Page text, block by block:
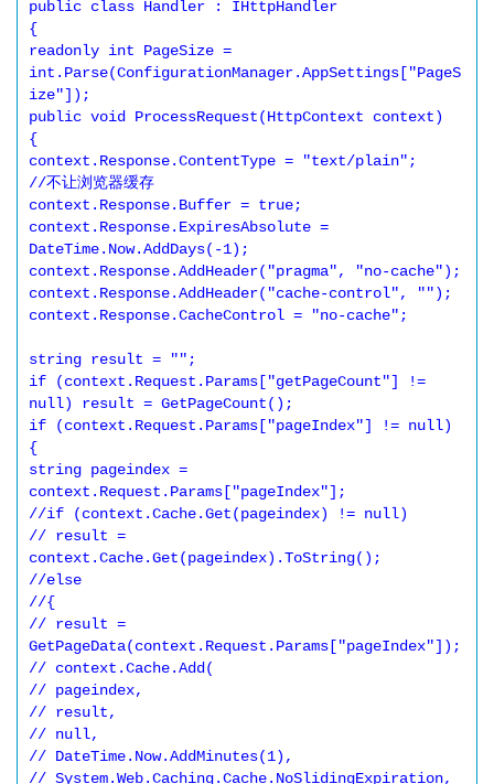
public class Handler : IHttpHandler
{
readonly int PageSize =
int.Parse(ConfigurationManager.AppSettings["PageS
ize"]);
public void ProcessRequest(HttpContext context)
{
context.Response.ContentType = "text/plain";
//不让浏览器缓存
context.Response.Buffer = true;
context.Response.ExpiresAbsolute =
DateTime.Now.AddDays(-1);
context.Response.AddHeader("pragma", "no-cache");
context.Response.AddHeader("cache-control", "");
context.Response.CacheControl = "no-cache";
string result = "";
if (context.Request.Params["getPageCount"] !=
null) result = GetPageCount();
if (context.Request.Params["pageIndex"] != null)
{
string pageindex =
context.Request.Params["pageIndex"];
//if (context.Cache.Get(pageindex) != null)
// result =
context.Cache.Get(pageindex).ToString();
//else
//{
// result =
GetPageData(context.Request.Params["pageIndex"]);
// context.Cache.Add(
// pageindex,
// result,
// null,
// DateTime.Now.AddMinutes(1),
// System.Web.Caching.Cache.NoSlidingExpiration,